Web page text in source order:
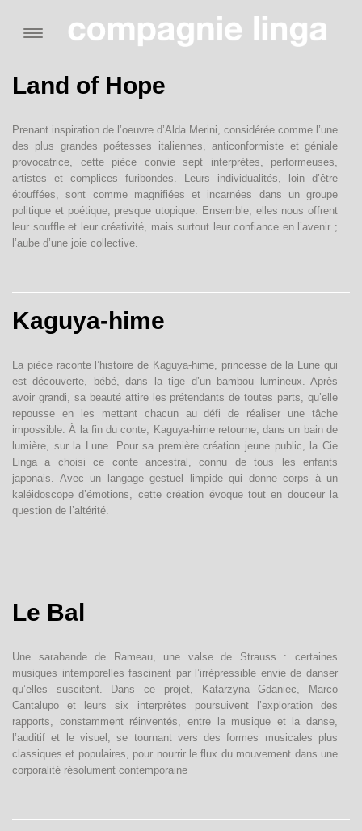
compagnie
chorégraphes
productions
side projects
cours
liens
contact
Land of Hope
Prenant inspiration de l’oeuvre d’Alda Merini, considérée comme l’une
des plus grandes poétesses italiennes, anticonformiste et géniale
provocatrice, cette pièce convie sept interprètes, performeuses,
artistes et complices furibondes. Leurs individualités, loin d’être
étouffées, sont comme magnifiées et incarnées dans un groupe
politique et poétique, presque utopique. Ensemble, elles nous offrent
leur souffle et leur créativité, mais surtout leur confiance en l’avenir ;
l’aube d’une joie collective.
Kaguya-hime
La pièce raconte l’histoire de Kaguya-hime, princesse de la Lune qui
est découverte, bébé, dans la tige d’un bambou lumineux. Après
avoir grandi, sa beauté attire les prétendants de toutes parts, qu’elle
repousse en les mettant chacun au défi de réaliser une tâche
impossible. À la fin du conte, Kaguya-hime retourne, dans un bain de
lumière, sur la Lune. Pour sa première création jeune public, la Cie
Linga a choisi ce conte ancestral, connu de tous les enfants
japonais. Avec un langage gestuel limpide qui donne corps à un
kaléidoscope d’émotions, cette création évoque tout en douceur la
question de l’altérité.
Le Bal
Une sarabande de Rameau, une valse de Strauss : certaines
musiques intemporelles fascinent par l’irrépressible envie de danser
qu’elles suscitent. Dans ce projet, Katarzyna Gdaniec, Marco
Cantalupo et leurs six interprètes poursuivent l’exploration des
rapports, constamment réinventés, entre la musique et la danse,
l’auditif et le visuel, se tournant vers des formes musicales plus
classiques et populaires, pour nourrir le flux du mouvement dans une
corporalité résolument contemporaine